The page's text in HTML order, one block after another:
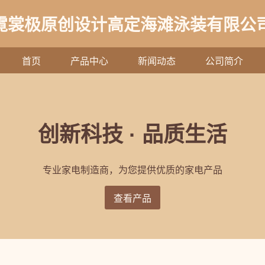
裳极原创设计高定海滩泳装有限公
首页 产品中心 新闻动态 公司简介
创新科技 · 品质生活
专业家电制造商，为您提供优质的家电产品
查看产品